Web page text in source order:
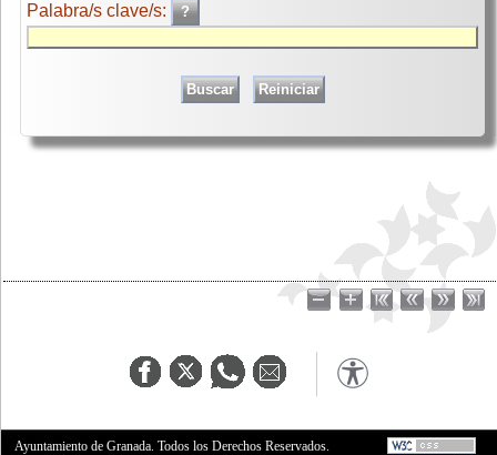
Palabra/s clave/s:
Ayuntamiento de Granada. Todos los Derechos Reservados.